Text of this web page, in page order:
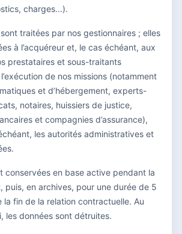
charges...).
traitées par nos gestionnaires ; elles
à l’acquéreur et, le cas échéant, aux
prestataires et sous-traitants
de nos missions (notamment
et d’hébergement, experts-
notaires, huissiers de justice,
et compagnies d’assurance),
les autorités administratives et
conservées en base active pendant la
puis, en archives, pour une durée de 5
la fin de la relation contractuelle. Au
les données sont détruites.